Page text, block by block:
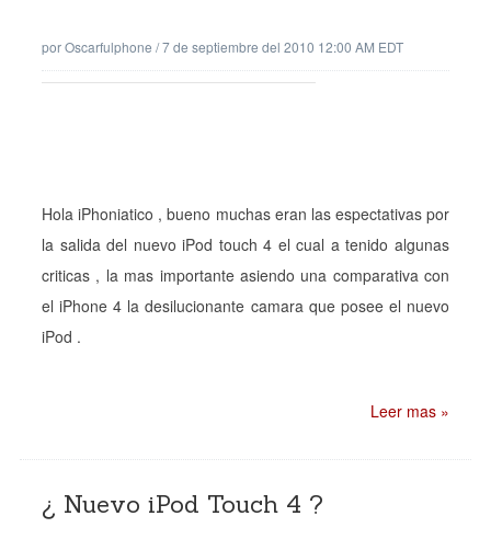
porOscarfulphone /7 de septiembre del 2010 12:00 AM EDT
Hola iPhoniatico , bueno muchas eran las espectativas por
la salida del nuevo iPod touch 4 el cual a tenido algunas
criticas , la mas importante asiendo una comparativa con
el iPhone 4 la desilucionante camara que posee el nuevo
iPod .
Leer mas »
¿ Nuevo iPod Touch 4 ?